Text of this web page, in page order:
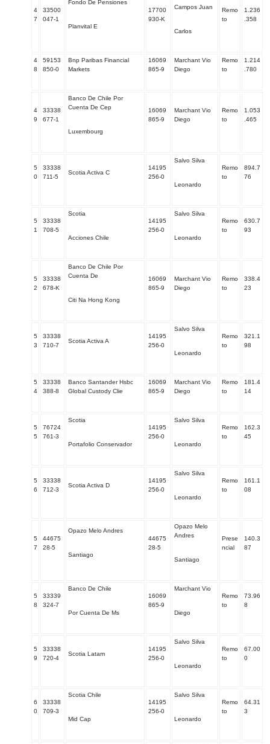
4
7
33500
047-1
Fondo De Pensiones
Planvital E
17700
930-K
Campos Juan
Carlos
Remo
to
1.236
.358
4
8
59153
850-0
Bnp Paribas Financial
Markets
16069
865-9
Marchant Vio
Diego
Remo
to
1.214
.780
4
9
33338
677-1
Banco De Chile Por
Cuenta De Cep
Luxembourg
16069
865-9
Marchant Vio
Diego
Remo
to
1.053
.465
5
0
33338
711-5
Scotia Activa C
14195
256-0
Salvo Silva
Leonardo
Remo
to
894.7
76
5
1
33338
708-5
Scotia
Acciones Chile
14195
256-0
Salvo Silva
Leonardo
Remo
to
630.7
93
5
2
33338
678-K
Banco De Chile Por
Cuenta De
Citi Na Hong Kong
16069
865-9
Marchant Vio
Diego
Remo
to
338.4
23
5
3
33338
710-7
Scotia Activa A
14195
256-0
Salvo Silva
Leonardo
Remo
to
321.1
98
5
4
33338
388-8
Banco Santander Hsbc
Global Custody Clie
16069
865-9
Marchant Vio
Diego
Remo
to
181.4
14
5
5
76724
761-3
Scotia
Portafolio Conservador
14195
256-0
Salvo Silva
Leonardo
Remo
to
162.3
45
5
6
33338
712-3
Scotia Activa D
14195
256-0
Salvo Silva
Leonardo
Remo
to
161.1
08
5
7
44675
28-5
Opazo Melo Andres
Santiago
44675
28-5
Opazo Melo
Andres
Santiago
Prese
ncial
140.3
87
5
8
33339
324-7
Banco De Chile
Por Cuenta De Ms
16069
865-9
Marchant Vio
Diego
Remo
to
73.96
8
5
9
33338
720-4
Scotia Latam
14195
256-0
Salvo Silva
Leonardo
Remo
to
67.00
0
6
0
33338
709-3
Scotia Chile
Mid Cap
14195
256-0
Salvo Silva
Leonardo
Remo
to
64.31
3